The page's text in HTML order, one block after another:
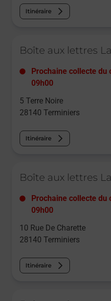
Itinéraire
Boîte aux lettres
Prochaine collecte du
09h00
5 Terre Noire
28140 Terminiers
Itinéraire
Boîte aux lettres
Prochaine collecte du
09h00
10 Rue De Charette
28140 Terminiers
Itinéraire